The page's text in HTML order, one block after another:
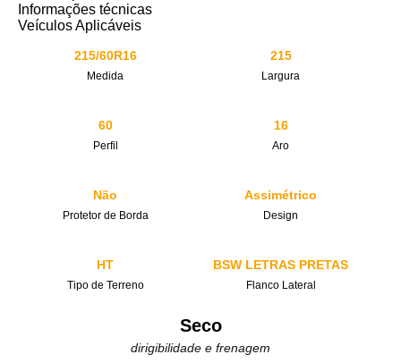
Informações técnicas
Veículos Aplicáveis
215/60R16
Medida
215
Largura
60
Perfil
16
Aro
Não
Protetor de Borda
Assimétrico
Design
HT
Tipo de Terreno
BSW LETRAS PRETAS
Flanco Lateral
Seco
dirigibilidade e frenagem